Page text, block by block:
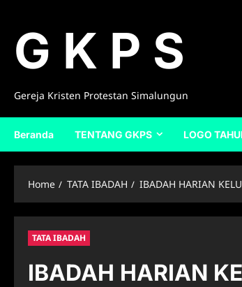
contentG K P S
Gereja Kristen Protestan Simalungun
Beranda TENTANG GKPS LOGO
Home TATA IBADAH IBADAH HARIAN
TATA IBADAH
IBADAH HARIAN